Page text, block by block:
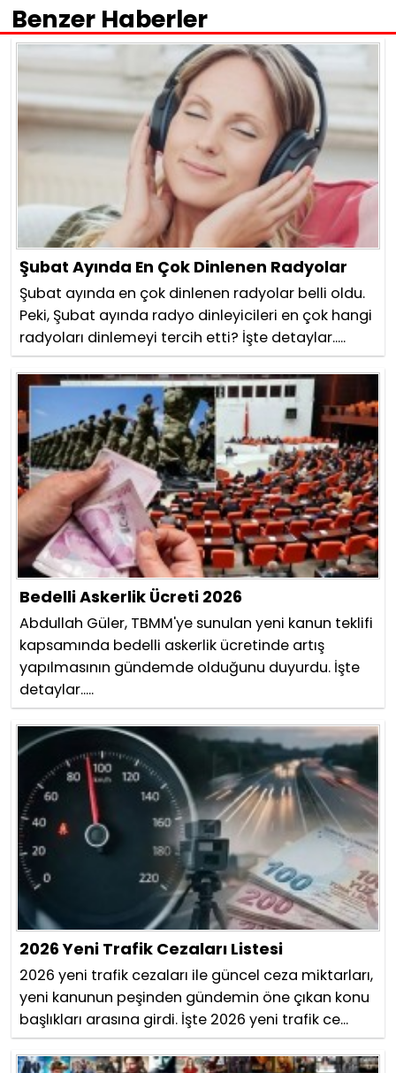
Benzer Haberler
Şubat Ayında En Çok Dinlenen Radyolar
Şubat ayında en çok dinlenen radyolar belli oldu.
Peki, Şubat ayında radyo dinleyicileri en çok hangi
radyoları dinlemeyi tercih etti? İşte detaylar.....
Bedelli Askerlik Ücreti 2026
Abdullah Güler, TBMM'ye sunulan yeni kanun teklifi
kapsamında bedelli askerlik ücretinde artış
yapılmasının gündemde olduğunu duyurdu. İşte
detaylar.....
2026 Yeni Trafik Cezaları Listesi
2026 yeni trafik cezaları ile güncel ceza miktarları,
yeni kanunun peşinden gündemin öne çıkan konu
başlıkları arasına girdi. İşte 2026 yeni trafik ce...